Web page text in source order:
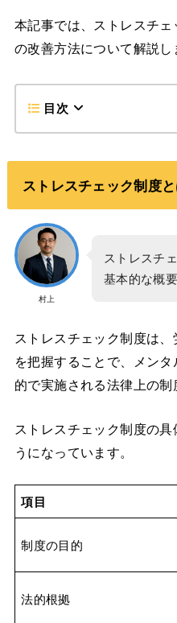
本記事では、ストレスチ
の改善方法について解説し
目次
ストレスチェック制度と
村上
ストレスチ
基本的な概
ストレスチェック制度は
を把握することで、メン
的で実施される法律上の制
ストレスチェック制度の
うになっています。
項目
制度の目的
法的根拠